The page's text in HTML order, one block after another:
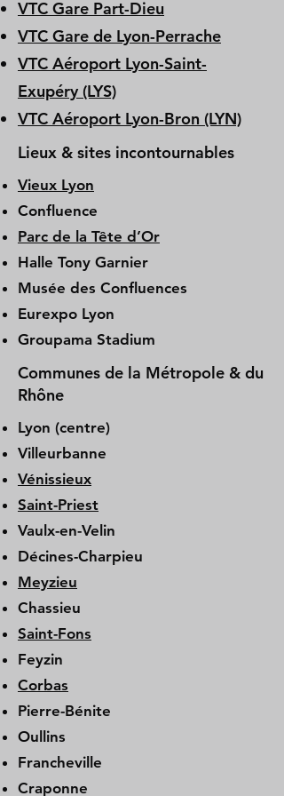
VTC Gare Part-Dieu
VTC Gare de Lyon-Perrache
VTC Aéroport Lyon-Saint-
Exupéry (LYS)
VTC Aéroport Lyon-Bron (LYN)
Lieux & sites incontournables
Vieux Lyon
Confluence
Parc de la Tête d’Or
Halle Tony Garnier
Musée des Confluences
Eurexpo Lyon
Groupama Stadium
Communes de la Métropole & du
Rhône
Lyon (centre)
Villeurbanne
Vénissieux
Saint-Priest
Vaulx-en-Velin
Décines-Charpieu
Meyzieu
Chassieu
Saint-Fons
Feyzin
Corbas
Pierre-Bénite
Oullins
Francheville
Craponne